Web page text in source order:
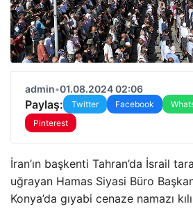
admin•01.08.2024 02:06
Paylaş: Twitter Facebook
Pinterest
İran’ın başkenti Tahran’da İsrail
uğrayan Hamas Siyasi Büro
Konya’da gıyabi cenaze namazı